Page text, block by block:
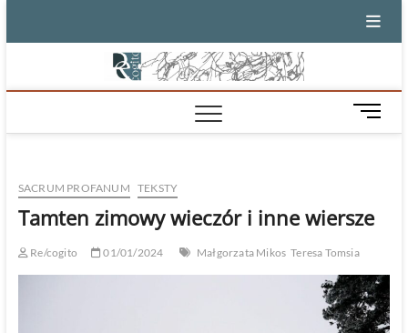
M
e
u
t
n
SACRUM PROFANUM TEKSTY
Tamten zimowy wieczór i inne wiersze
Re/cogito 01/01/2024 Małgorzata Mikos Teresa Tomsia